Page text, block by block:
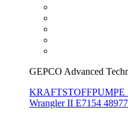
GEPCO Advanced
KRAFTSTOFFPUMPE
Wrangler II E7154